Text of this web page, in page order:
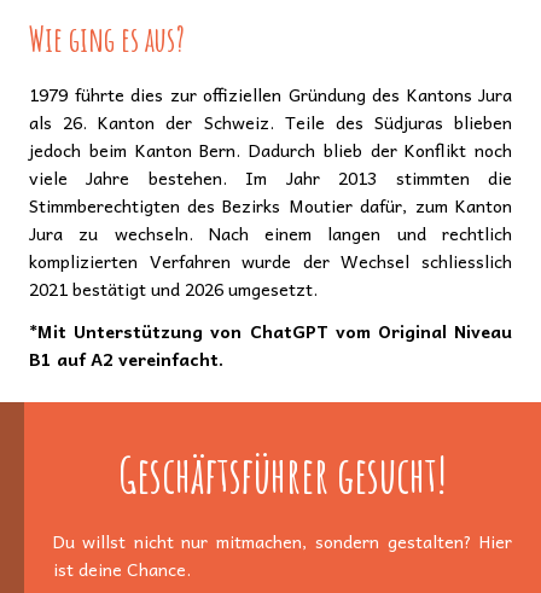
Wie ging es aus?
1979 führte dies zur offiziellen Gründung des Kantons Jura
als 26. Kanton der Schweiz. Teile des Südjuras blieben
jedoch beim Kanton Bern. Dadurch blieb der Konflikt noch
viele Jahre bestehen. Im Jahr 2013 stimmten die
Stimmberechtigten des Bezirks Moutier dafür, zum Kanton
Jura zu wechseln. Nach einem langen und rechtlich
komplizierten Verfahren wurde der Wechsel schliesslich
2021 bestätigt und 2026 umgesetzt.
*Mit Unterstützung von ChatGPT vom Original Niveau
B1 auf A2 vereinfacht.
Geschäftsführer gesucht!
Du willst nicht nur mitmachen, sondern gestalten? Hier
ist deine Chance.